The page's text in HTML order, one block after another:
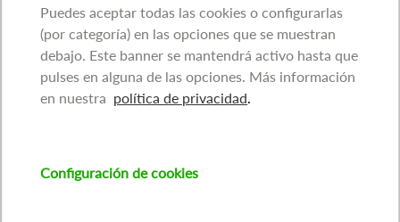
Puedes aceptar todas las cookies o configurarlas
(por categoría) en las opciones que se muestran
debajo. Este banner se mantendrá activo hasta que
pulses en alguna de las opciones. Más información
en nuestra política de privacidad
Configuración de cookies